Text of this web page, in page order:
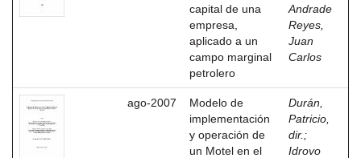
capital de una
empresa,
aplicado a un
campo marginal
petrolero
Andrade
Reyes,
Juan
Carlos
ago-2007
Modelo de
implementación
y operación de
un Motel en el
Durán,
Patricio,
dir. ;
Idrovo